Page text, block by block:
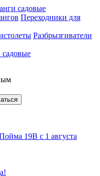
садовые
Переходники для
Разбрызгиватели
садовые
19В с 1 августа